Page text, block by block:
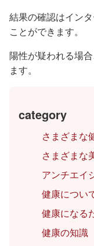
結果の確認はイン
ことができます。
陽性が疑われる場
ます。
category
さまざまな
さまざまな
アンチエイ
健康につい
健康になる
健康の知識